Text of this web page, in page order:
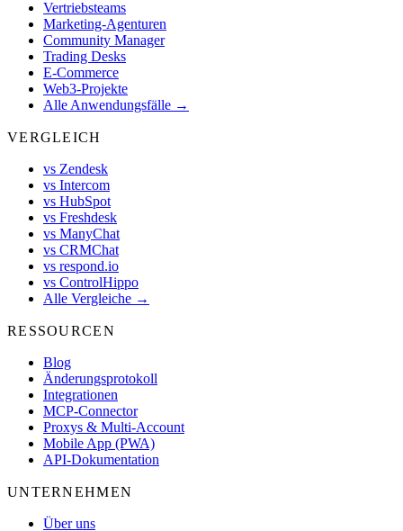
Vertriebsteams
Marketing-Agenturen
Community Manager
Trading Desks
E-Commerce
Web3-Projekte
Alle Anwendungsfälle →
VERGLEICH
vs Zendesk
vs Intercom
vs HubSpot
vs Freshdesk
vs ManyChat
vs CRMChat
vs respond.io
vs ControlHippo
Alle Vergleiche →
RESSOURCEN
Blog
Änderungsprotokoll
Integrationen
MCP-Connector
Proxys & Multi-Account
Mobile App (PWA)
API-Dokumentation
UNTERNEHMEN
Über uns